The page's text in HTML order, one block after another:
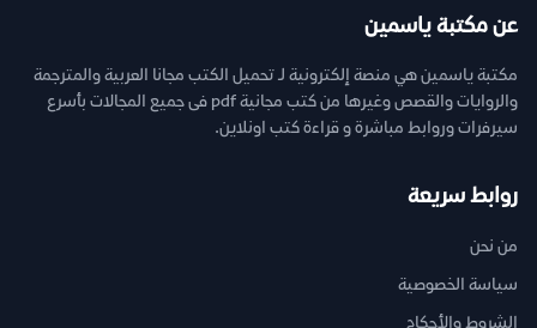
عن مكتبة ياسمين
مكتبة ياسمين هي منصة إلكترونية لـ تحميل الكتب مجانا العربية والمترجمة
والروايات والقصص وغيرها من كتب مجانية pdf فى جميع المجالات بأسرع
سيرفرات وروابط مباشرة و قراءة كتب اونلاين.
روابط سريعة
من نحن
سياسة الخصوصية
الشروط والأحكام